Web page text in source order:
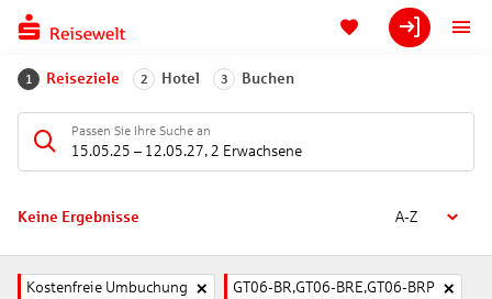
1 Reiseziele 2 Hotel 3 Buchen
Passen Sie Ihre Suche an
15.05.25 – 12.05.27, 2 Erwachsene
Keine Ergebnisse A-Z
Kostenfreie Umbuchung GT06-BR,GT06-BRE,GT06-BRP